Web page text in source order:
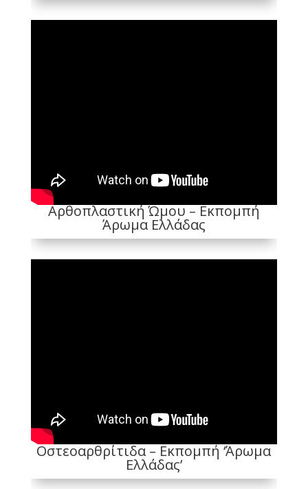
Αρθοπλαστική Ώμου – Εκπομπή
Άρωμα Ελλάδας
Οστεοαρθρίτιδα – Εκπομπή ‘Άρωμα
Ελλάδας’